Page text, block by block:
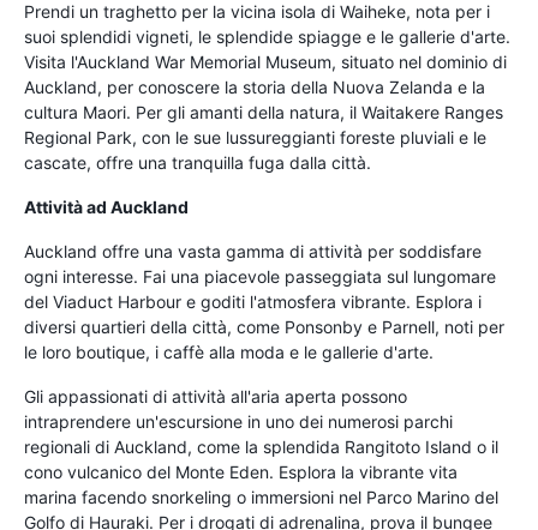
Prendi un traghetto per la vicina isola di Waiheke, nota per i
suoi splendidi vigneti, le splendide spiagge e le gallerie d'arte.
Visita l'Auckland War Memorial Museum, situato nel dominio di
Auckland, per conoscere la storia della Nuova Zelanda e la
cultura Maori. Per gli amanti della natura, il Waitakere Ranges
Regional Park, con le sue lussureggianti foreste pluviali e le
cascate, offre una tranquilla fuga dalla città.
Attività ad Auckland
Auckland offre una vasta gamma di attività per soddisfare
ogni interesse. Fai una piacevole passeggiata sul lungomare
del Viaduct Harbour e goditi l'atmosfera vibrante. Esplora i
diversi quartieri della città, come Ponsonby e Parnell, noti per
le loro boutique, i caffè alla moda e le gallerie d'arte.
Gli appassionati di attività all'aria aperta possono
intraprendere un'escursione in uno dei numerosi parchi
regionali di Auckland, come la splendida Rangitoto Island o il
cono vulcanico del Monte Eden. Esplora la vibrante vita
marina facendo snorkeling o immersioni nel Parco Marino del
Golfo di Hauraki. Per i drogati di adrenalina, prova il bungee